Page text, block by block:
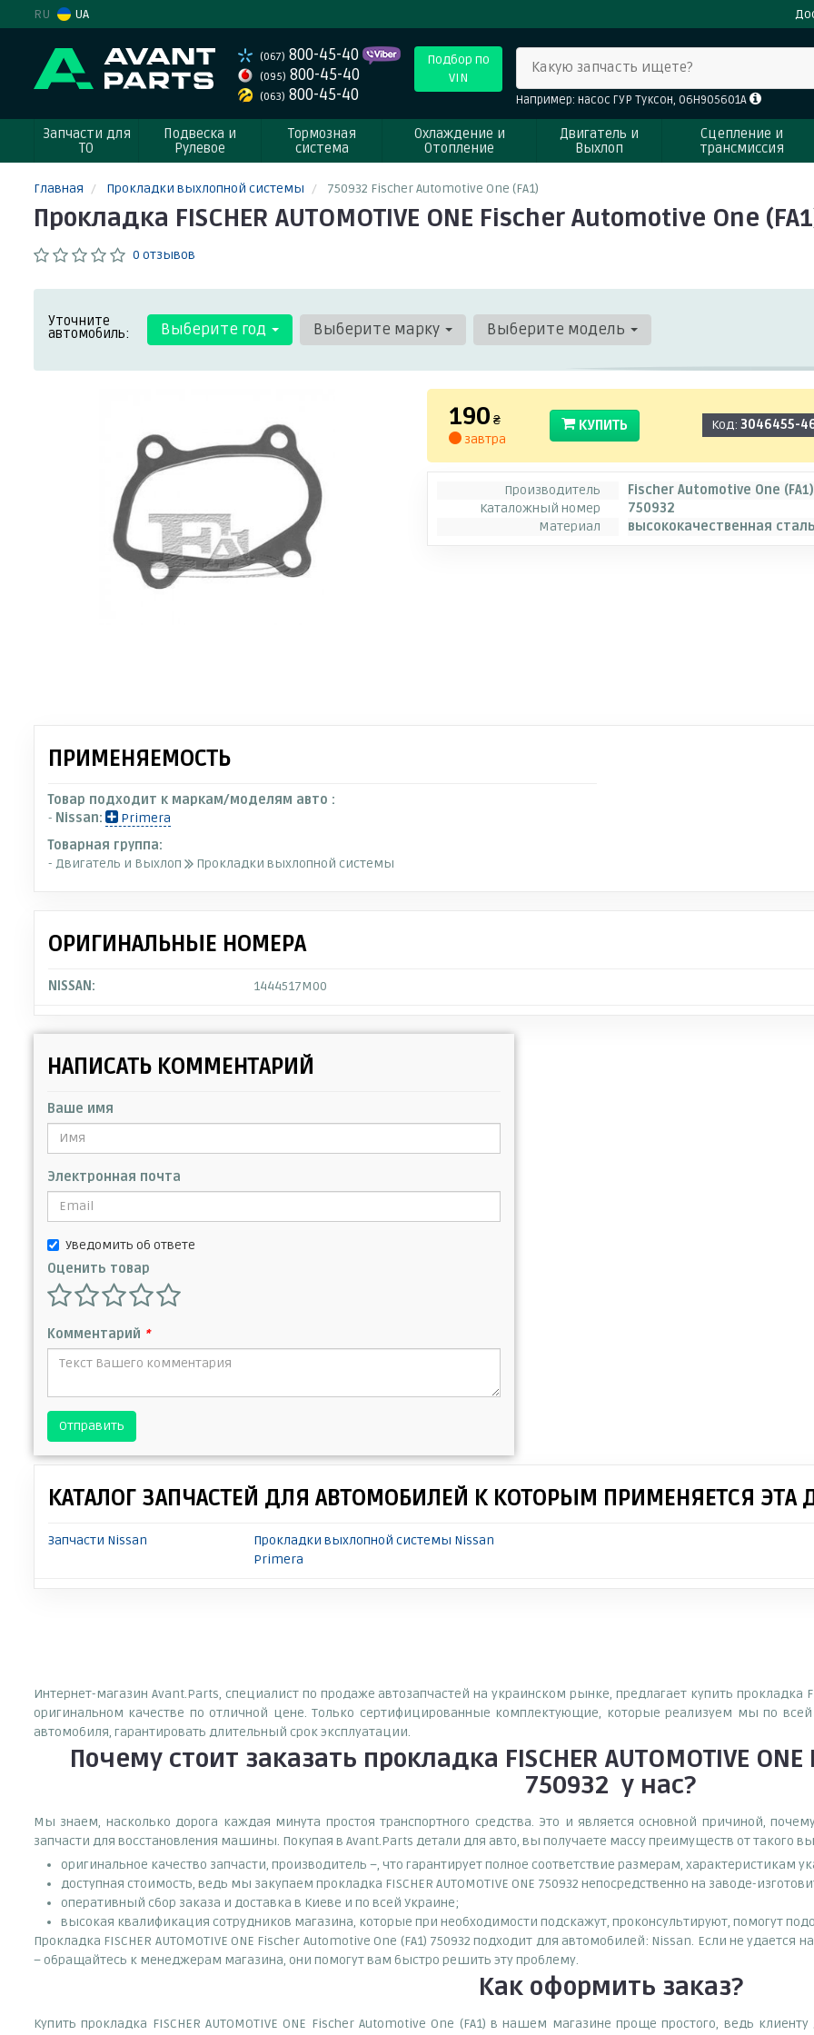
RU UA
(067) 800-45-40
(095) 800-45-40
(063) 800-45-40
Подбор по
VIN
Какую запчасть ищете?
Например: насос ГУР Туксон, 06H905601A
Запчасти для
ТО
Подвеска и
Рулевое
Тормозная
система
Охлаждение и
Отопление
Двигатель и
Выхлоп
Сцепление и
трансмиссия
Главная Прокладки выхлопной системы 750932 Fischer Automotive One (FA1)
Прокладкa FISCHER AUTOMOTIVE ONE Fischer Automotive One
0 отзывов
Уточните
автомобиль: Выберите год Выберите марку Выберите модель
190 ₴
завтра
КУПИТЬ Код:3046455-
Производитель
Fischer Automotive One (FA1)
Каталожный номер
750932
Материал
высококачественная сталь
ПРИМЕНЯЕМОСТЬ
Товар подходит к маркам/моделям авто :
- Nissan:
Primera
Товарная группа:
- Двигатель и Выхлоп
Прокладки выхлопной системы
ОРИГИНАЛЬНЫЕ НОМЕРА
NISSAN: 1444517M00
НАПИСАТЬ КОММЕНТАРИЙ
Ваше имя
Электронная почта
Уведомить об ответе
Оценить товар
Комментарий *
Отправить
КАТАЛОГ ЗАПЧАСТЕЙ ДЛЯ АВТОМОБИЛЕЙ К КОТОРЫМ ПРИМЕНЯЕТСЯ ЭТА
Запчасти Nissan
Прокладки выхлопной системы Nissan
Primera
Интернет-магазин Avant.Parts, специалист по продаже автозапчастей на украинском рынке, предлагает купить прокладкa
оригинальном качестве по отличной цене. Только сертифицированные комплектующие, которые реализуем мы по всей
автомобиля, гарантировать длительный срок эксплуатации.
Почему стоит заказать прокладкa FISCHER AUTOMOTIVE
750932 у нас?
Мы знаем, насколько дорога каждая минута простоя транспортного средства. Это и является основной причиной,
запчасти для восстановления машины. Покупая в Avant.Parts детали для авто, вы получаете массу преимуществ от такого
оригинальное качество запчасти, производитель –, что гарантирует полное соответствие размерам, характеристикам
доступная стоимость, ведь мы закупаем прокладкa FISCHER AUTOMOTIVE ONE 750932 непосредственно на заводе-
оперативный сбор заказа и доставка в Киеве и по всей Украине;
высокая квалификация сотрудников магазина, которые при необходимости подскажут, проконсультируют, помогут
Прокладкa FISCHER AUTOMOTIVE ONE Fischer Automotive One (FA1) 750932 подходит для автомобилей: Nissan. Если не
– обращайтесь к менеджерам магазина, они помогут вам быстро решить эту проблему.
Как оформить заказ?
Купить прокладкa FISCHER AUTOMOTIVE ONE Fischer Automotive One (FA1) в нашем магазине проще простого, ведь